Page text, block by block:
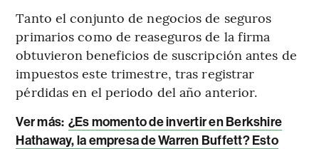
Tanto el conjunto de negocios de seguros
primarios como de reaseguros de la firma
obtuvieron beneficios de suscripción antes de
impuestos este trimestre, tras registrar
pérdidas en el periodo del año anterior.
Ver más: ¿Es momento de invertir en Berkshire
Hathaway, la empresa de Warren Buffett? Esto